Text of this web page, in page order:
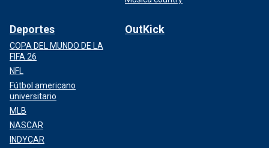
Deportes
COPA DEL MUNDO DE LA
FIFA 26
NFL
Fútbol americano
universitario
MLB
NASCAR
INDYCAR
OutKick